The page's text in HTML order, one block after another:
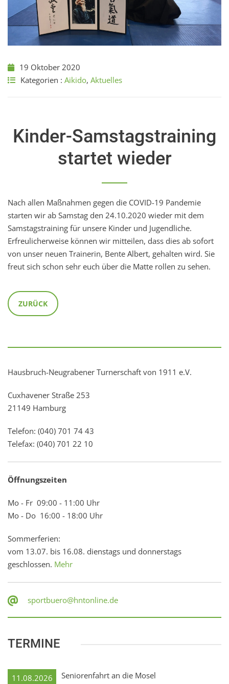
19 Oktober 2020
Kategorien : Aikido, Aktuelles
Kinder-Samstagstraining
startet wieder
Nach allen Maßnahmen gegen die COVID-19 Pandemie
starten wir ab Samstag den 24.10.2020 wieder mit dem
Samstagstraining für unsere Kinder und Jugendliche.
Erfreulicherweise können wir mitteilen, dass dies ab sofort
von unser neuen Trainerin, Bente Albert, gehalten wird. Sie
freut sich schon sehr euch über die Matte rollen zu sehen.
ZURÜCK
Hausbruch-Neugrabener Turnerschaft von 1911 e.V.
Cuxhavener Straße 253
21149 Hamburg
Telefon: (040) 701 74 43
Telefax: (040) 701 22 10
Öffnungszeiten
Mo - Fr 09:00 - 11:00 Uhr
Mo - Do 16:00 - 18:00 Uhr
Sommerferien:
vom 13.07. bis 16.08. dienstags und donnerstags
geschlossen. Mehr
sportbuero@hntonline.de
TERMINE
11.08.2026 Seniorenfahrt an die Mosel